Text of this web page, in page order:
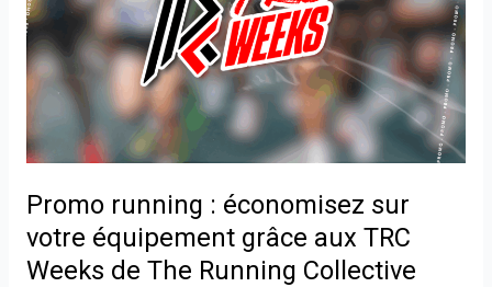
Promo running : économisez sur
votre équipement grâce aux TRC
Weeks de The Running Collective
votre
équipement
grâce
TRC
Weeks
de
The
Running
Collective